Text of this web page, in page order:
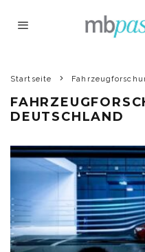
Startseite
DEUTSCHLAND